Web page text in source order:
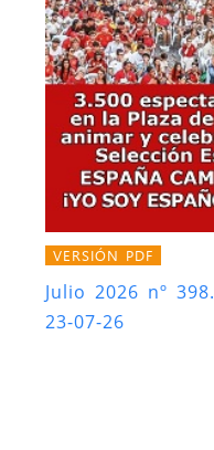
VERSIÓN PDF
Julio 2026 nº 398.
23-07-26